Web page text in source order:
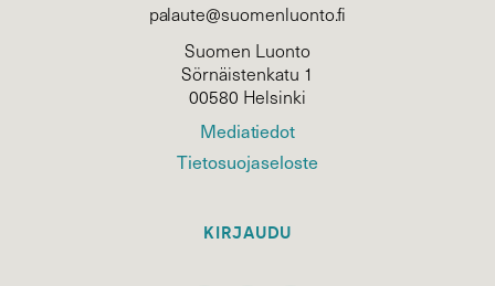
palaute@suomenluonto.fi
Suomen Luonto
Sörnäistenkatu 1
00580 Helsinki
Mediatiedot
Tietosuojaseloste
KIRJAUDU